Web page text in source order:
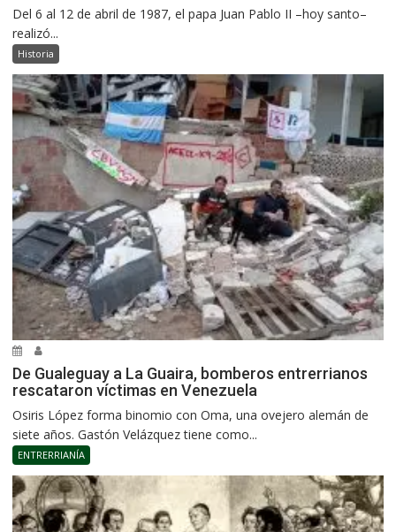
Del 6 al 12 de abril de 1987, el papa Juan Pablo II –hoy santo–
realizó...
Historia
De Gualeguay a La Guaira, bomberos entrerrianos
rescataron víctimas en Venezuela
Osiris López forma binomio con Oma, una ovejero alemán de
siete años. Gastón Velázquez tiene como...
ENTRERRIANÍA